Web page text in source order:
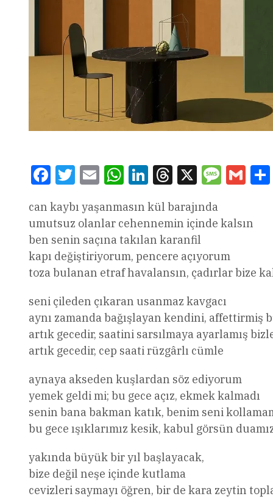
FacebookTwitterEmail WhatsAppLinkedInThreads
X Message
Gmail
can kaybı yaşanmasın kül barajında
umutsuz olanlar cehennemin içinde kalsın
ben senin saçına takılan karanfil
kapı değiştiriyorum, pencere açıyorum
toza bulanan etraf havalansın, çadırlar bize
seni çileden çıkaran usanmaz kavgacı
aynı zamanda bağışlayan kendini, affettirmiş
artık gecedir, saatini sarsılmaya ayarlamış
artık gecedir, cep saati rüzgârlı cümle
aynaya akseden kuşlardan söz ediyorum
yemek geldi mi; bu gece açız, ekmek kalmadı
senin bana bakman katık, benim seni
bu gece ışıklarımız kesik, kabul görsün
yakında büyük bir yıl başlayacak,
bize değil neşe içinde kutlama
cevizleri saymayı öğren, bir de kara zeytin